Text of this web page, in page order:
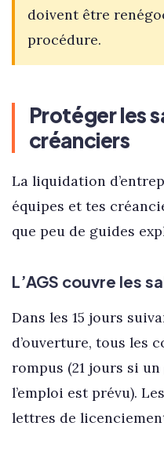
doivent être
procédure.
Protéger les
créanciers
La liquidation
équipes et tes
que peu de guides
L’AGS couvre les
Dans les 15 jours
d’ouverture, tous les
rompus (21 jours si
l’emploi est prévu).
lettres de